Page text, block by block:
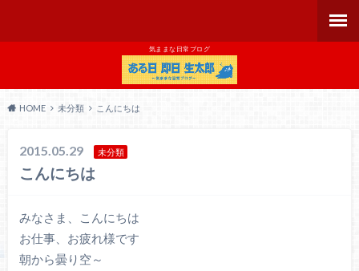
気ままな日常ブログ
HOME 未分類 こんにちは
2015.05.29 未分類
こんにちは
みなさま、こんにちは
お仕事、お疲れ様です
朝から曇り空～